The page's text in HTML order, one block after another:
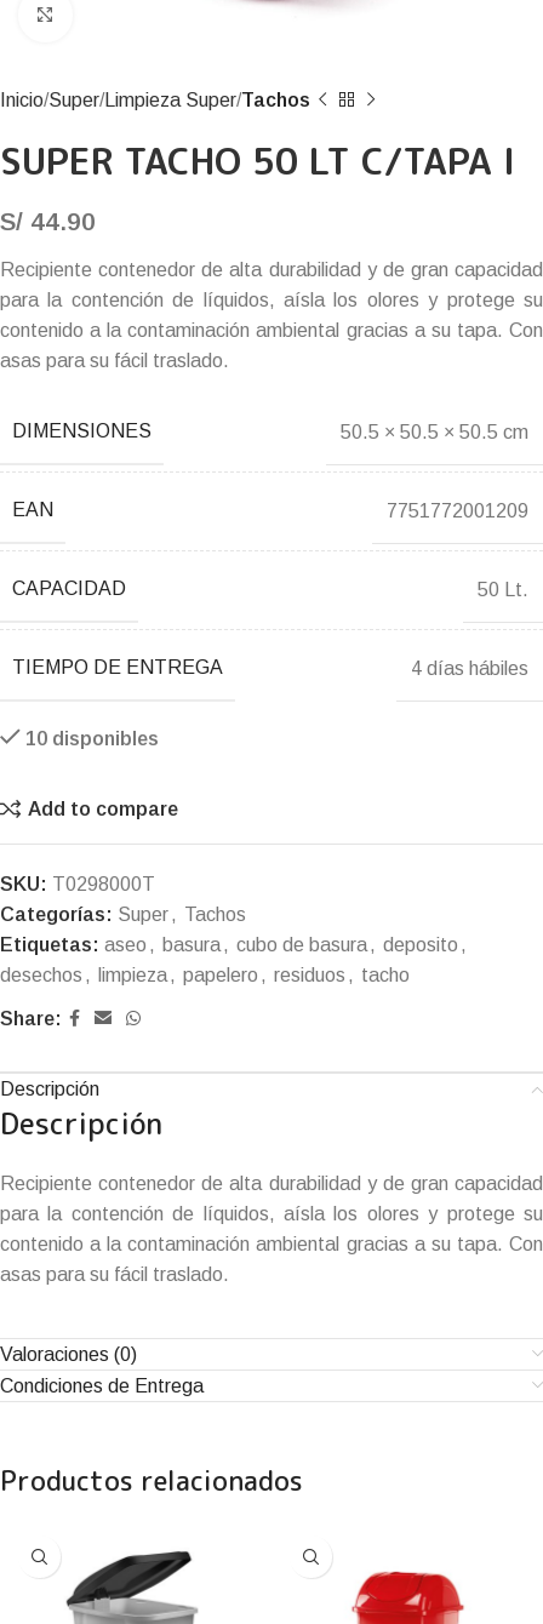
Inicio Super Limpieza Super Tachos
SUPER TACHO 50 LT C/TAPA I
S/ 44.90
Recipiente contenedor de alta durabilidad y de gran capacidad
para la contención de líquidos, aísla los olores y protege su
contenido a la contaminación ambiental gracias a su tapa. Con
asas para su fácil traslado.
DIMENSIONES 50.5 × 50.5 × 50.5 cm
EAN 7751772001209
CAPACIDAD 50 Lt.
TIEMPO DE ENTREGA 4 días hábiles
10 disponibles
Add to compare
SKU: T0298000T
Categorías: Super, Tachos
Etiquetas: aseo , basura, cubo de basura, deposito ,
desechos , limpieza, papelero , residuos , tacho
Share:
Descripción
Descripción
Recipiente contenedor de alta durabilidad y de gran capacidad
para la contención de líquidos, aísla los olores y protege su
contenido a la contaminación ambiental gracias a su tapa. Con
asas para su fácil traslado.
Valoraciones (0)
Condiciones de Entrega
Productos relacionados